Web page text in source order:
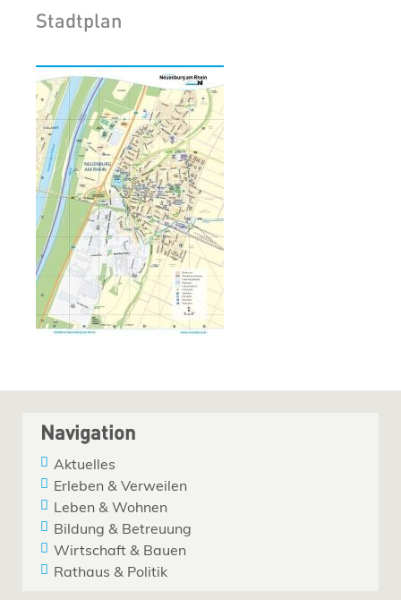
Stadtplan
Navigation
Aktuelles
Erleben & Verweilen
Leben & Wohnen
Bildung & Betreuung
Wirtschaft & Bauen
Rathaus & Politik